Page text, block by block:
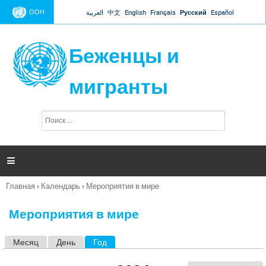
Jump to navigation
ООН العربية 中文 English Français Русский Español
Беженцы и
мигранты
п
и

Вы
Главная › Календарь › Мероприятия в мире
Мероприятия в мире
Месяц День Год